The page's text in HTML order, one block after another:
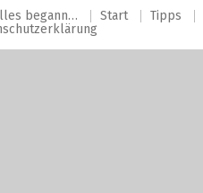
begann… Start Tipps